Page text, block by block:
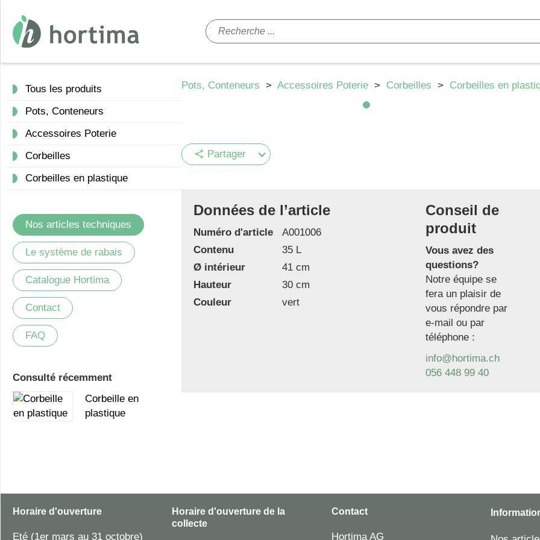
Tous les produits
Pots, Conteneurs
Accessoires Poterie
Corbeilles
Corbeilles en plastique
Nos articles techniques
Le système de rabais
Catalogue Hortima
Contact
FAQ
Consulté récemment
Corbeille en
plastique
Pots, Conteneurs > Accessoires Poterie > Corbeilles > Corbeilles en
share Partager
Données de l’article
Numéro d'article
A001006
Contenu
35 L
Ø intérieur
41 cm
Hauteur
30 cm
Couleur
vert
Conseil de
produit
Vous avez des
questions?
Notre équipe se
fera un plaisir de
vous répondre par
e-mail ou par
téléphone :
info@hortima.ch
056 448 99 40
Horaire d'ouverture
Eté (1er mars au 31 octobre)
Horaire d'ouverture de la
collecte
Contact
Hortima AG